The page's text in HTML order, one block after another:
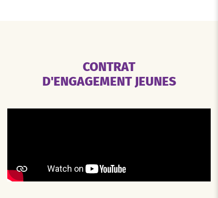
CONTRAT
D'ENGAGEMENT JEUNES